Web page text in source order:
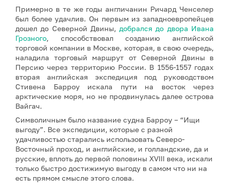
Примерно в те же годы англичанин Ричард Ченселер
был более удачлив. Он первым из западноевропейцев
дошел до Северной Двины, добрался до двора Ивана
Грозного, способствовал созданию английской
торговой компании в Москве, которая, в свою очередь,
наладила торговый маршрут от Северной Двины в
Персию через территорию России. В 1556-1557 годах
вторая английская экспедиция под руководством
Стивена Барроу искала пути на восток через
арктические моря, но не продвинулась далее острова
Вайгач.
Символичным было название судна Барроу – “Ищи
выгоду”. Все экспедиции, которые с разной
удачливостью старались использовать Северо-
Восточный проход, и английские, и голландские, да и
русские, вплоть до первой половины XVIII века, искали
только быстро достижимую выгоду в самом что ни на
есть прямом смысле этого слова.